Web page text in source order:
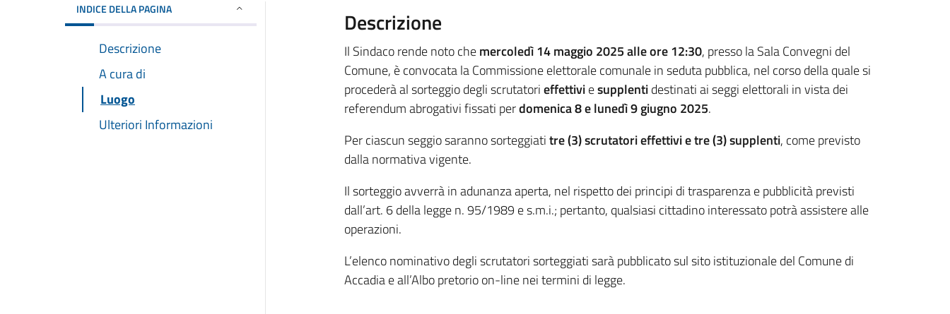
INDICE DELLA PAGINA
Descrizione
A cura di
Luogo
Ulteriori Informazioni
Descrizione
Il Sindaco rende noto chemercoledì 14 maggio 2025 alle ore 12:30, presso la Sala Convegni del
Comune, è convocata la Commissione elettorale comunale in seduta pubblica, nel corso della quale si
procederà al sorteggio degli scrutatorieffettiviesupplentidestinati ai seggi elettorali in vista dei
referendum abrogativi fissati perdomenica 8 e lunedì 9 giugno 2025.
Per ciascun seggio saranno sorteggiatitre (3) scrutatori effettivi e tre (3) supplenti, come previsto
dalla normativa vigente.
Il sorteggio avverrà in adunanza aperta, nel rispetto dei principi di trasparenza e pubblicità previsti
dall’art. 6 della legge n. 95/1989 e s.m.i.; pertanto, qualsiasi cittadino interessato potrà assistere alle
operazioni.
L’elenco nominativo degli scrutatori sorteggiati sarà pubblicato sul sito istituzionale del Comune di
Accadia e all’Albo pretorio on-line nei termini di legge.